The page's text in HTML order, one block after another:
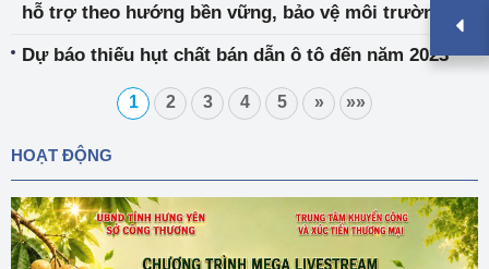
hỗ trợ theo hướng bền vững, bảo vệ môi trường
Dự báo thiếu hụt chất bán dẫn ô tô đến năm 2023
1 2 3 4 5 » »»
HOẠT ĐỘNG